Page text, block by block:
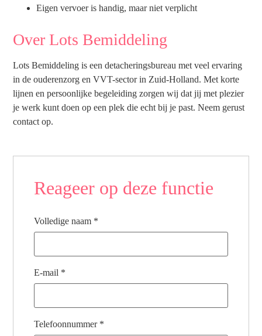
Eigen vervoer is handig, maar niet verplicht
Over Lots Bemiddeling
Lots Bemiddeling is een detacheringsbureau met veel ervaring
in de ouderenzorg en VVT-sector in Zuid-Holland. Met korte
lijnen en persoonlijke begeleiding zorgen wij dat jij met plezier
je werk kunt doen op een plek die echt bij je past. Neem gerust
contact op.
Reageer op deze functie
Volledige naam *
E-mail *
Telefoonnummer *